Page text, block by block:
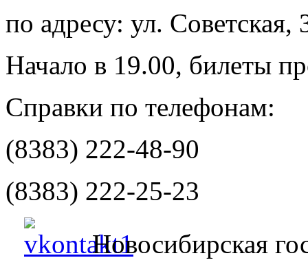
по адресу: ул. Советская,
Начало в 19.00, билеты
Справки по телефонам:
(8383) 222-48-90
(8383) 222-25-23
Новосибирская